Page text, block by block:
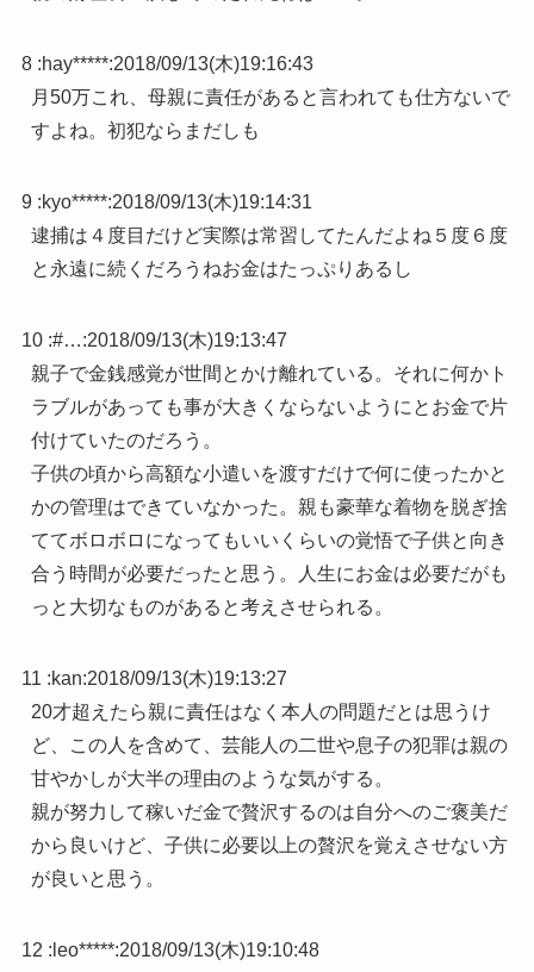
8 :hay*****:2018/09/13(木)19:16:43
月50万これ、母親に責任があると言われても仕方ないで
すよね。初犯ならまだしも
9 :kyo*****:2018/09/13(木)19:14:31
逮捕は４度目だけど実際は常習してたんだよね５度６度
と永遠に続くだろうねお金はたっぷりあるし
10 :#…:2018/09/13(木)19:13:47
親子で金銭感覚が世間とかけ離れている。それに何かト
ラブルがあっても事が大きくならないようにとお金で片
付けていたのだろう。
子供の頃から高額な小遣いを渡すだけで何に使ったかと
かの管理はできていなかった。親も豪華な着物を脱ぎ捨
ててボロボロになってもいいくらいの覚悟で子供と向き
合う時間が必要だったと思う。人生にお金は必要だがも
っと大切なものがあると考えさせられる。
11 :kan:2018/09/13(木)19:13:27
20才超えたら親に責任はなく本人の問題だとは思うけ
ど、この人を含めて、芸能人の二世や息子の犯罪は親の
甘やかしが大半の理由のような気がする。
親が努力して稼いだ金で贅沢するのは自分へのご褒美だ
から良いけど、子供に必要以上の贅沢を覚えさせない方
が良いと思う。
12 : leo*****:2018/09/13(木)19:10:48